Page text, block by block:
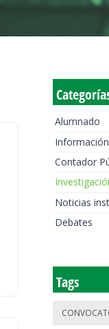
Alumnado
Contador
Noticias
Debates
Tags